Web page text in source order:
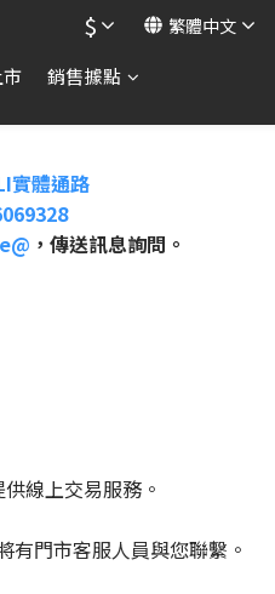
$ 繁體中文
銷售據點
實體通路
，傳送訊息詢問。
線上交易服務。
門市客服人員與您聯繫。